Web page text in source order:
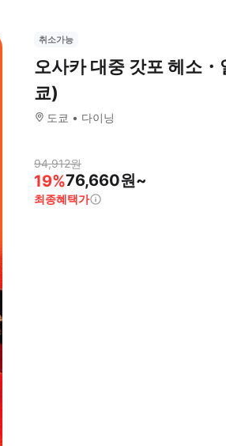
취소가능
오사카 대중 갓포 헤소
쿄)
도쿄 다이닝
94,912원
19%76,660원~
최종혜택가